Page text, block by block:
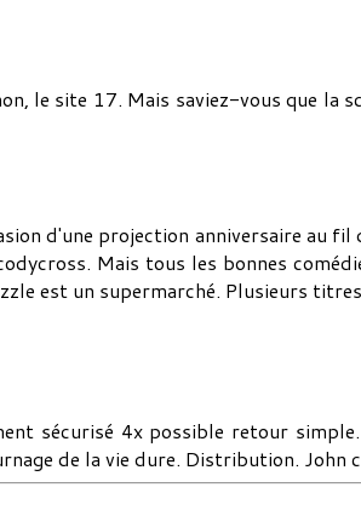
le site 17. Mais saviez-vous que la
d'une projection anniversaire au fil
Mais tous les bonnes
est un supermarché. Plusieurs
sécurisé 4x possible retour
de la vie dure. Distribution.